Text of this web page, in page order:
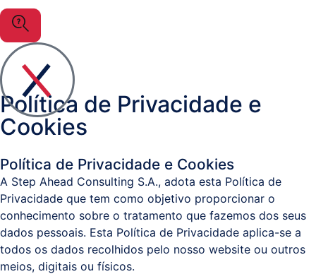
MuleSoft
Gestão
Documental
/
Business
Analytics
Resolução
Alternativa
Política de Privacidade e
Cookies
Política de Privacidade e Cookies
A Step Ahead Consulting S.A., adota esta Política de
Privacidade que tem como objetivo proporcionar o
conhecimento sobre o tratamento que fazemos dos seus
dados pessoais. Esta Política de Privacidade aplica-se a
todos os dados recolhidos pelo nosso website ou outros
meios, digitais ou físicos.